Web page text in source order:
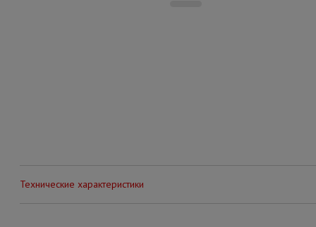
Технические характеристики